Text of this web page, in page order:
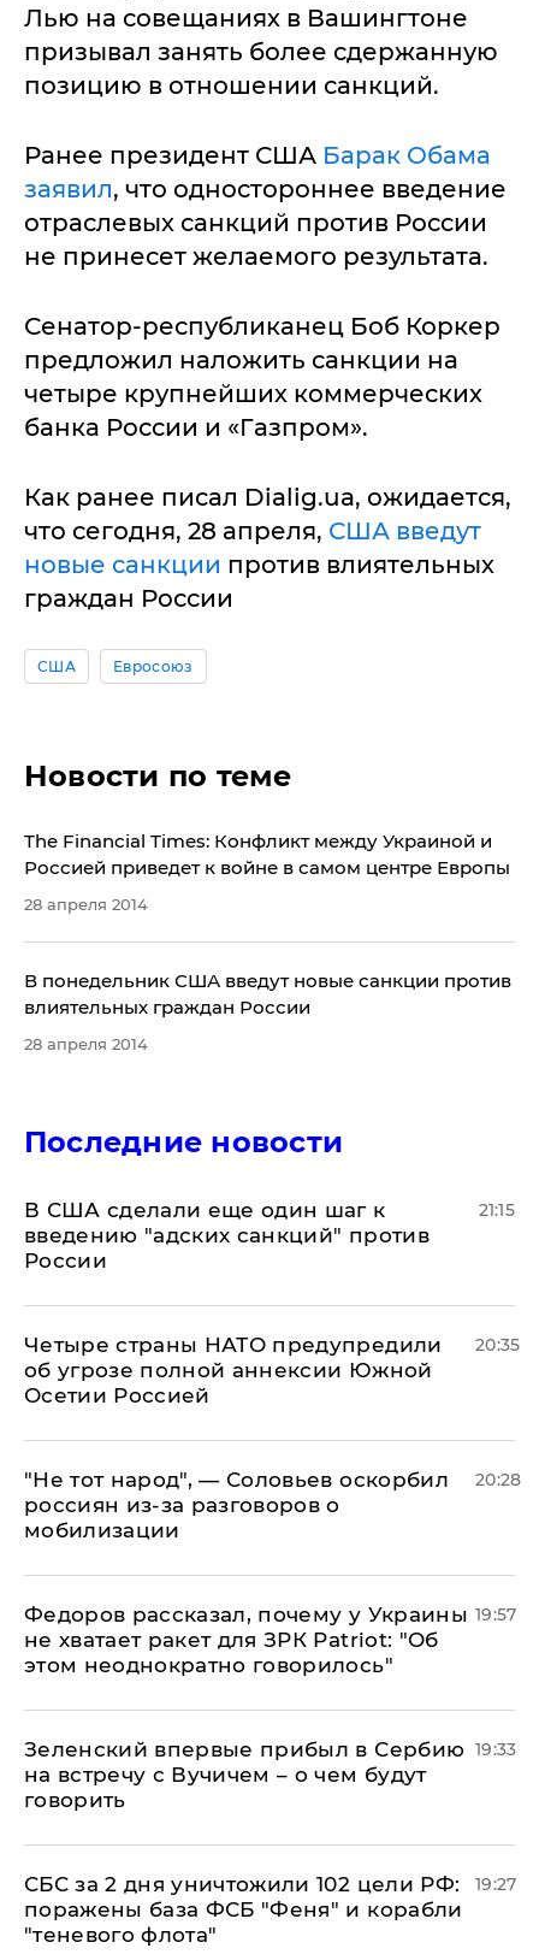
Лью на совещаниях в Вашингтоне
призывал занять более сдержанную
позицию в отношении санкций.
Ранее президент США Барак Обама
заявил, что одностороннее введение
отраслевых санкций против России
не принесет желаемого результата.
Сенатор-республиканец Боб Коркер
предложил наложить санкции на
четыре крупнейших коммерческих
банка России и «Газпром».
Как ранее писал Dialig.ua, ожидается,
что сегодня, 28 апреля, США введут
новые санкции против влиятельных
граждан России
США Евросоюз
Новости по теме
The Financial Times: Конфликт между Украиной и
Россией приведет к войне в самом центре Европы
28 апреля 2014
В понедельник США введут новые санкции против
влиятельных граждан России
28 апреля 2014
Последние новости
В США сделали еще один шаг к
введению "адских санкций" против
России
21:15
Четыре страны НАТО предупредили
об угрозе полной аннексии Южной
Осетии Россией
20:35
​"Не тот народ", — Соловьев оскорбил
россиян из-за разговоров о
мобилизации
20:28
Федоров рассказал, почему у Украины
не хватает ракет для ЗРК Patriot: "Об
этом неоднократно говорилось"
19:57
Зеленский впервые прибыл в Сербию
на встречу с Вучичем – о чем будут
говорить
19:33
СБС за 2 дня уничтожили 102 цели РФ:
поражены база ФСБ "Феня" и корабли
"теневого флота"
19:27